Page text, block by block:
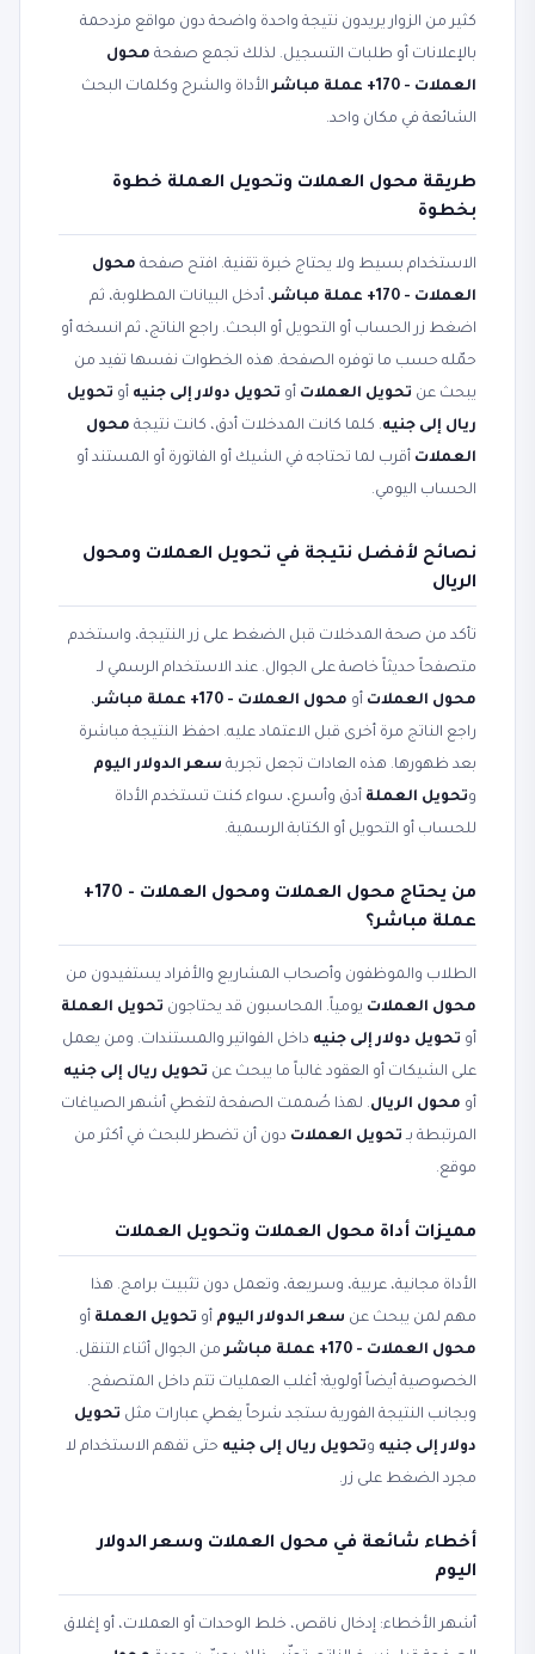
كثير من الزوار يريدون نتيجة واحدة واضحة دون مواقع مزدحمة
بالإعلانات أو طلبات التسجيل. لذلك تجمع صفحة محول
العملات - 170+ عملة مباشر
الأداة والشرح وكلمات البحث
الشائعة في مكان واحد.
طريقة محول العملات وتحويل العملة خطوة
بخطوة
الاستخدام بسيط ولا يحتاج خبرة تقنية. افتح صفحة محول
العملات - 170+ عملة مباشر
، أدخل البيانات المطلوبة، ثم
اضغط زر الحساب أو التحويل أو البحث. راجع الناتج، ثم انسخه أو
حمّله حسب ما توفره الصفحة. هذه الخطوات نفسها تفيد من
يبحث عن تحويل العملات أو تحويل دولار إلى جنيه أو تحويل
ريال إلى جنيه. كلما كانت المدخلات أدق، كانت نتيجة محول
العملات أقرب لما تحتاجه في الشيك أو الفاتورة أو المستند أو
الحساب اليومي.
نصائح لأفضل نتيجة في تحويل العملات ومحول
الريال
تأكد من صحة المدخلات قبل الضغط على زر النتيجة، واستخدم
متصفحاً حديثاً خاصة على الجوال. عند الاستخدام الرسمي لـ
محول العملات أو محول العملات - 170+ عملة مباشر
،
راجع الناتج مرة أخرى قبل الاعتماد عليه. احفظ النتيجة مباشرة
بعد ظهورها. هذه العادات تجعل تجربة سعر الدولار اليوم
وتحويل العملة أدق وأسرع، سواء كنت تستخدم الأداة
للحساب أو التحويل أو الكتابة الرسمية.
من يحتاج محول العملات ومحول العملات - 170+
عملة مباشر؟
الطلاب والموظفون وأصحاب المشاريع والأفراد يستفيدون من
محول العملات يومياً. المحاسبون قد يحتاجون تحويل العملة
أو تحويل دولار إلى جنيه داخل الفواتير والمستندات. ومن يعمل
على الشيكات أو العقود غالباً ما يبحث عن تحويل ريال إلى جنيه
أو محول الريال. لهذا صُممت الصفحة لتغطي أشهر الصياغات
المرتبطة بـ تحويل العملات دون أن تضطر للبحث في أكثر من
موقع.
مميزات أداة محول العملات وتحويل العملات
الأداة مجانية، عربية، وسريعة، وتعمل دون تثبيت برامج. هذا
مهم لمن يبحث عن سعر الدولار اليوم أو تحويل العملة أو
محول العملات - 170+ عملة مباشر
من الجوال أثناء التنقل.
الخصوصية أيضاً أولوية؛ أغلب العمليات تتم داخل المتصفح.
وبجانب النتيجة الفورية ستجد شرحاً يغطي عبارات مثل تحويل
دولار إلى جنيه وتحويل ريال إلى جنيه حتى تفهم الاستخدام لا
مجرد الضغط على زر.
أخطاء شائعة في محول العملات وسعر الدولار
اليوم
أشهر الأخطاء: إدخال ناقص، خلط الوحدات أو العملات، أو إغلاق